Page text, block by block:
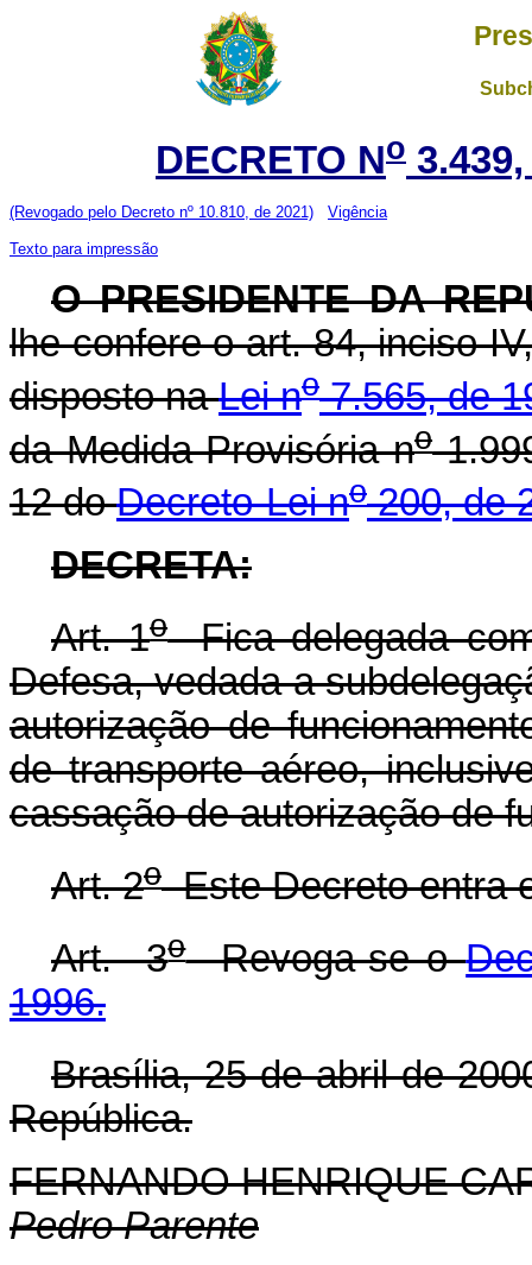
DECRETO No
(Revogado pelo Decreto nº 10.810, de 2021) Vigência
Texto para impressão
O PRESIDENTE DA
lhe confere o art. 84, inciso
disposto naLei no7.565, de
da Medida Provisória no
12 doDecreto-Lei no200, de
DECRETA:
Art. 1oFica delegada
Defesa, vedada a
autorização de
de transporte aéreo,
cassação de autorização de
Art. 2oEste Decreto entra
Art. 3oRevoga-se o
1996.
Brasília, 25 de abril de
República.
FERNANDO HENRIQUE
Pedro Parente